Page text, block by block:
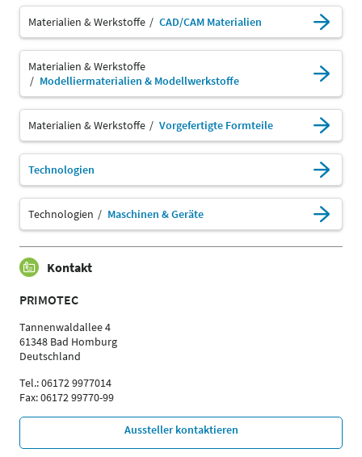
Materialien & Werkstoffe CAD/CAM Materialien
Materialien & Werkstoffe
Modelliermaterialien & Modellwerkstoffe
Materialien & Werkstoffe Vorgefertigte Formteile
Technologien
Technologien Maschinen & Geräte
Kontakt
PRIMOTEC
Tannenwaldallee 4
61348 Bad Homburg
Deutschland
Tel.: 06172 9977014
Fax: 06172 99770-99
Aussteller kontaktieren